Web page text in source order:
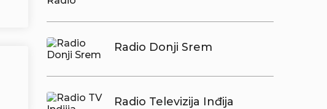
Radio Donji Srem
Radio Televizija Inđija